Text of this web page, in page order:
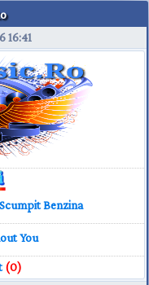
16:41
Benzina
You
(0)